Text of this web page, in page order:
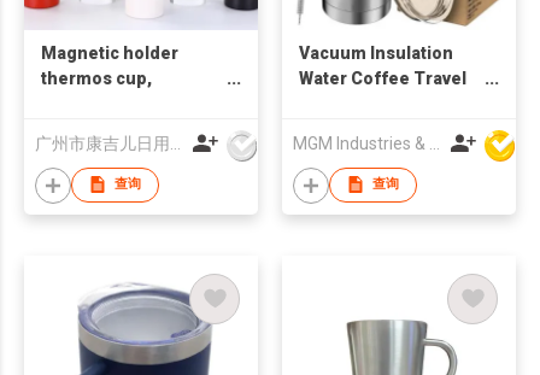
Magnetic holder
thermos cup,
large capacity
thermos cup,
corporate
查询
Vacuum Insulation
Water Coffee Travel
查询